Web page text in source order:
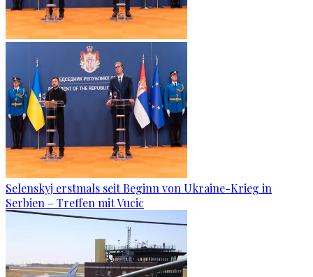
Selenskyj erstmals seit Beginn von Ukraine-Krieg in
Serbien – Treffen mit Vucic